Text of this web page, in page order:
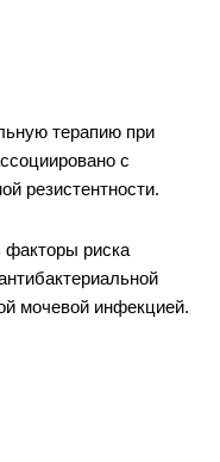
терапию при
с
резистентности.
факторы риска
мочевой инфекцией.